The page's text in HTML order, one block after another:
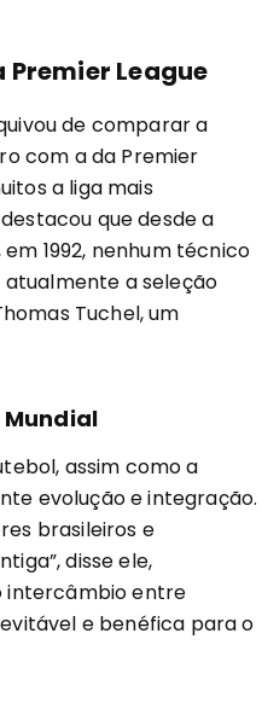
League
de comparar a
com a da Premier
a liga mais
que desde a
1992, nenhum técnico
a seleção
Tuchel, um
assim como a
evolução e integração.
brasileiros e
disse ele,
intercâmbio entre
e benéfica para o